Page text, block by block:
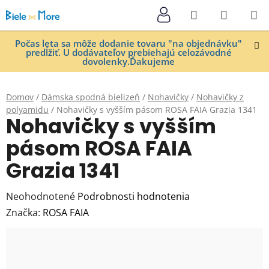
na
obsah
Počas leta sa môže dodanie tovaru "na objednávku"
predĺžiť. U dodávateľov prebiehajú celozávodné
dovolenky.Ďakujeme
Hľadať
KOŠÍK
Domov / Dámska spodná bielizeň / Nohavičky / Nohavičky z
polyamidu / Nohavičky s vyšším pásom ROSA FAIA Grazia 1341
Nohavičky s vyšším
pásom ROSA FAIA
Grazia 1341
Priemerné
hodnotenie
Neohodnotené Podrobnosti hodnotenia
Značka: ROSA FAIA